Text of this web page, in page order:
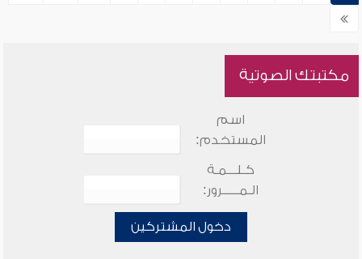
مكتبتك الصوتية
اسم
المستخدم:
كـلـــمـة
الـمـــــرور:
دخول المشتركين